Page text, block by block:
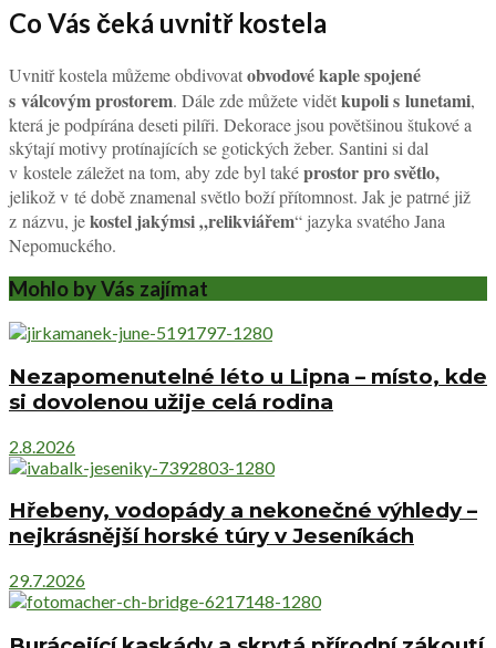
Co Vás čeká uvnitř kostela
Uvnitř kostela můžeme obdivovatobvodové kaple spojené
s válcovým prostorem. Dále zde můžete vidětkupoli s lunetami,
která je podpírána deseti pilíři. Dekorace jsou povětšinou štukové a
skýtají motivy protínajících se gotických žeber. Santini si dal
v kostele záležet na tom, aby zde byl taképrostor pro světlo,
jelikož v té době znamenal světlo boží přítomnost. Jak je patrné již
z názvu, jekostel jakýmsi „relikviářem“ jazyka svatého Jana
Nepomuckého.
Mohlo by Vás zajímat
Nezapomenutelné léto u Lipna – místo, kde
si dovolenou užije celá rodina
2.8.2026
Hřebeny, vodopády a nekonečné výhledy –
nejkrásnější horské túry v Jeseníkách
29.7.2026